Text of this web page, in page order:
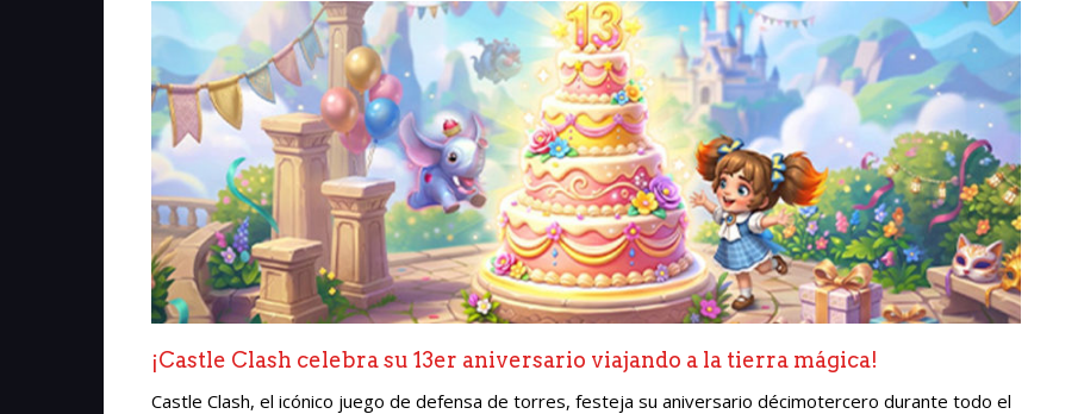
¡Castle Clash celebra su 13er aniversario viajando a la tierra mágica!
Castle Clash, el icónico juego de defensa de torres, festeja su aniversario décimotercero durante todo el